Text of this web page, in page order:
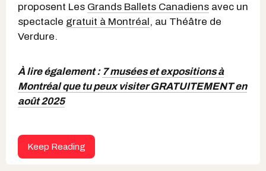
proposent Les Grands Ballets Canadiens avec un
spectacle gratuit à Montréal, au Théâtre de
Verdure.
À lire également : 7 musées et expositions à
Montréal que tu peux visiter GRATUITEMENT en
août 2025
Keep Reading